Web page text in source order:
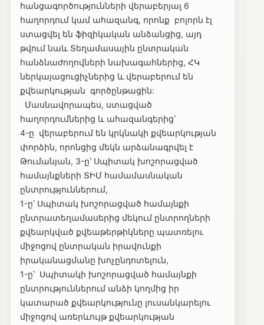
հանցագործությունների վերաբերյալ 6
հաղորդում կամ ահազանգ, որոնք բոլորն էլ
ստացվել են ֆիզիկական անձանցից, այդ
թվում նաև Տեղամասային ընտրական
հանձնաժողովների նախագահներից, ՀԿ
ներկայացուցիչներից և վերաբերում են
քվեարկության գործընթացին:
Մասնավորապես, ստացված
հաղորդումներից և ահազանգերից՝
4-ը վերաբերում են կրկնակի քվեարկության
փորձին, որոնցից մեկն արձանագրվել է
Թումանյան, 3-ը՝ Սպիտակ խոշորացված
համայնքների ՏԻՄ համամասնական
ընտրություններում,
1-ը՝ Սպիտակ խոշորացված համայնքի
ընտրատեղամասերից մեկում ընտրողների
քվեարկված քվեաթերթիկները պատռելու
միջոցով ընտրական իրավունքի
իրականացմանը խոչընդոտելուն,
1-ը՝ Սպիտակի խոշորացված համայնքի
ընտրություններում անձի կողմից իր
կատարած քվեարկությունը լուսանկարելու
միջոցով առերևույթ քվեարկության